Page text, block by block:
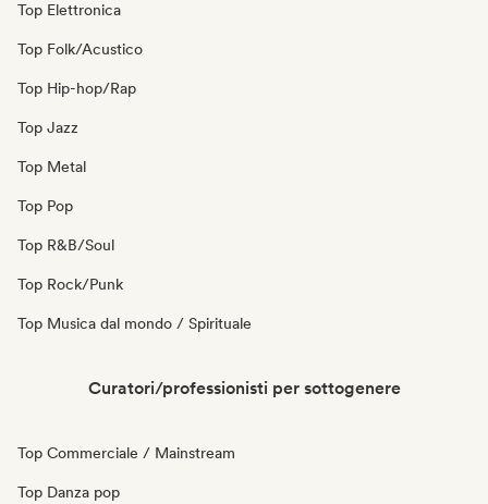
Top Elettronica
Top Folk/Acustico
Top Hip-hop/Rap
Top Jazz
Top Metal
Top Pop
Top R&B/Soul
Top Rock/Punk
Top Musica dal mondo / Spirituale
Curatori/professionisti per sottogenere
Top Commerciale / Mainstream
Top Danza pop